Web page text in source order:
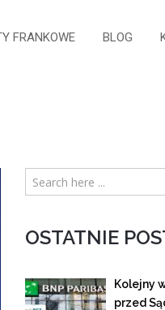
FRANKOWE BLOG
OSTATNIE
Kolejny
przed